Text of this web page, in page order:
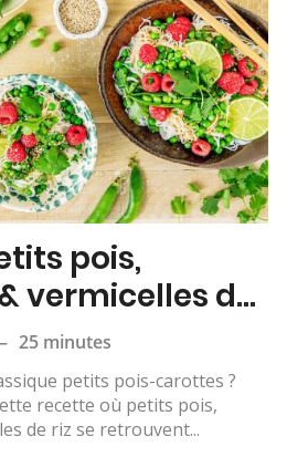
pois,
vermicelles de
25 minutes
petits pois-carottes ?
recette où petits pois,
de riz se retrouvent...